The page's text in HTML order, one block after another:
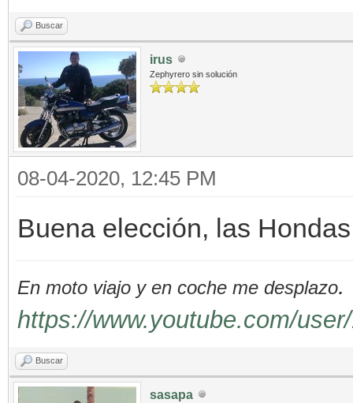
Buscar
irus
Zephyrero sin solución
08-04-2020, 12:45 PM
Buena elección, las
En moto viajo y en coche me desplazo.
https://www.youtube.com/
Buscar
sasapa